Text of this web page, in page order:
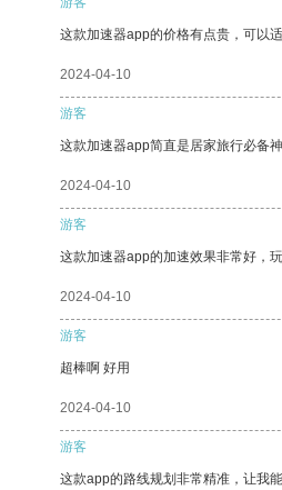
这款加速器app的价格有点贵，可以
2024-04-10
游客
这款加速器app简直是居家旅行必备
2024-04-10
游客
这款加速器app的加速效果非常好，
2024-04-10
游客
超棒啊 好用
2024-04-10
游客
这款app的路线规划非常精准，让我